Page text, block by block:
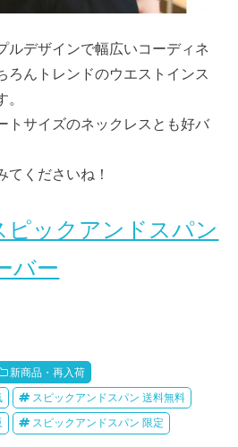
ルデザインで幅広いコーディネ
ろんトレンドのウエストインス
トサイズのネックレスとも好バ
てくださいね！
ピックアンドスパン
バー
新商品・再入荷
スピックアンドスパン 送料無料
スピックアンドスパン 限定